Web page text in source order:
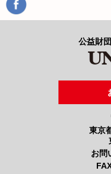
公益財
東京
お問